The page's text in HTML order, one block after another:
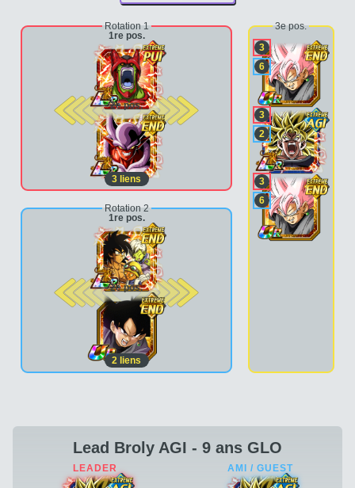
Rotation 1
1re pos.
2e pos.
3 liens
Rotation 2
1re pos.
2e pos.
2 liens
3e pos.
3
6
3
2
3
6
Lead Broly AGI - 9 ans GLO